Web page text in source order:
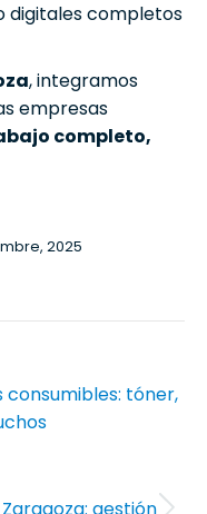
digitales completos
, integramos
empresas
completo,
2025
tóner,